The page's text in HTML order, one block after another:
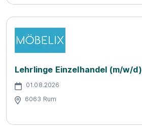
Lehrlinge Einzelhandel (m/w/d)
01.08.2026
6063 Rum